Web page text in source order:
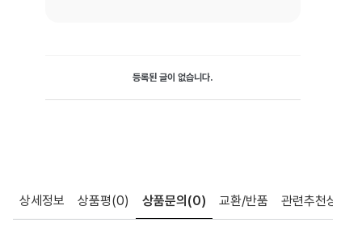
등록된 글이 없습니다.
상세정보 상품평(0) 상품문의 (0) 교환/반품 관련추천상품